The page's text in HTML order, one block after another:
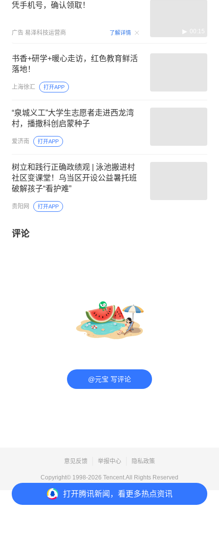
打开腾讯新闻，看更多热点资讯
凭手机号，确认领取！
广告 易泽科技运营商 了解详情 00:15
书香+研学+暖心走访，红色教育鲜活
落地！
上海徐汇 打开APP
“泉城义工”大学生志愿者走进西龙湾
村，播撒科创启蒙种子
爱济南 打开APP
树立和践行正确政绩观 | 泳池搬进村
社区变课堂！乌当区开设公益暑托班
破解孩子“看护难”
贵阳网 打开APP
评论
@元宝 写评论
意见反馈 举报中心 隐私政策
Copyright© 1998-2026 Tencent.All Rights Reserved